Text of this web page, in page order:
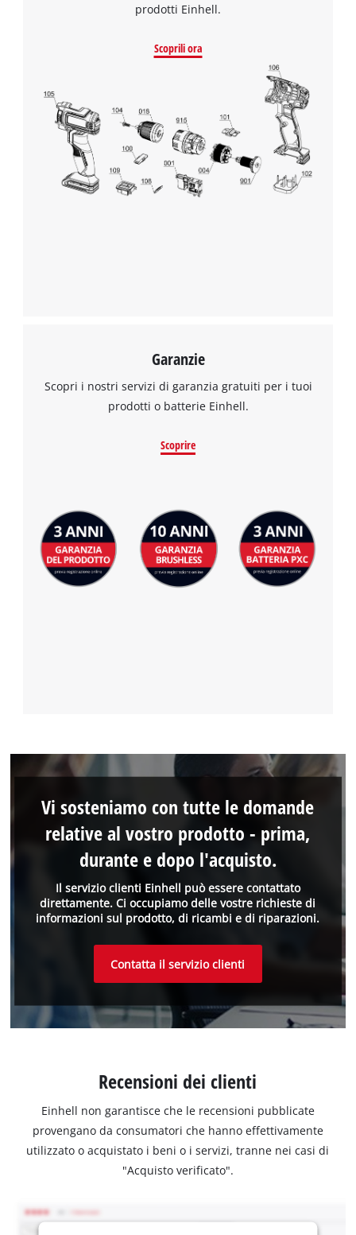
the site with their CMP to add this content
to the list of technologies used.
Powered byUsercentrics Consent
prodotti Einhell.
Scoprili ora
Garanzie
Scopri i nostri servizi di garanzia gratuiti per i tuoi
prodotti o batterie Einhell.
Scoprire
Il servizio clienti Einhell può essere contattato
direttamente. Ci occupiamo delle vostre richieste di
informazioni sul prodotto, di ricambi e di riparazioni.
Vi sosteniamo con tutte le domande
relative al vostro prodotto - prima,
durante e dopo l'acquisto.
Contatta il servizio clienti
Recensioni dei clienti
Einhell non garantisce che le recensioni pubblicate
provengano da consumatori che hanno effettivamente
utilizzato o acquistato i beni o i servizi, tranne nei casi di
"Acquisto verificato".